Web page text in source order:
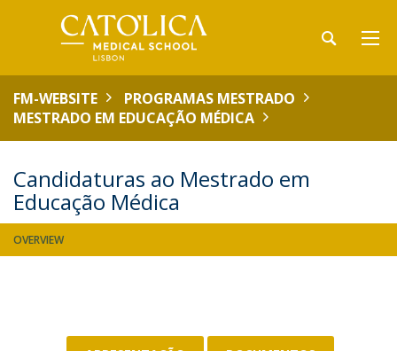
FM-WEBSITE
PROGRAMAS MESTRADO
MESTRADO EM EDUCAÇÃO MÉDICA
Candidaturas ao Mestrado em
Educação Médica
OVERVIEW